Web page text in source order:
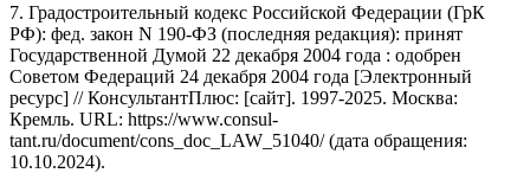
7. Градостроительный кодекс Российской Федерации (ГрК
РФ): фед. закон N 190-ФЗ (последняя редакция): принят
Государственной Думой 22 декабря 2004 года : одобрен
Советом Федераций 24 декабря 2004 года [Электронный
ресурс] // КонсультантПлюс: [сайт]. 1997-2025. Москва:
Кремль. URL: https://www.consul-
tant.ru/document/cons_doc_LAW_51040/ (дата обращения:
10.10.2024).